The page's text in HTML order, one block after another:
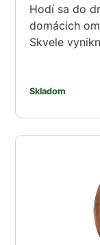
Hodí sa do
domácich
Skvele
Skladom